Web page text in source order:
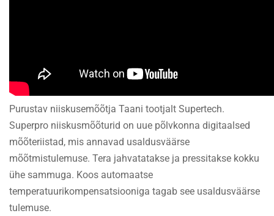
Purustav niiskusemõõtja Taani tootjalt Supertech.
Superpro niiskusmõõturid on uue põlvkonna digitaalsed
mõõteriistad, mis annavad usaldusväärse
mõõtmistulemuse. Tera jahvatatakse ja pressitakse kokku
ühe sammuga. Koos automaatse
temperatuurikompensatsiooniga tagab see usaldusväärse
tulemuse.